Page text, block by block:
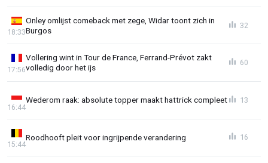
Onley omlijst comeback met zege, Widar toont zich in
Burgos
18:33
32
Vollering wint in Tour de France, Ferrand-Prévot zakt
volledig door het ijs
17:56
60
Wederom raak: absolute topper maakt hattrick compleet
16:44
13
Roodhooft pleit voor ingrijpende verandering
15:44
16